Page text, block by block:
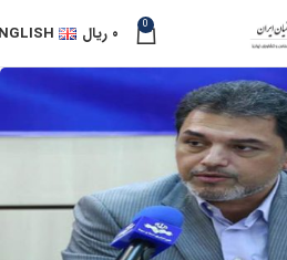
0 ۰ ریال